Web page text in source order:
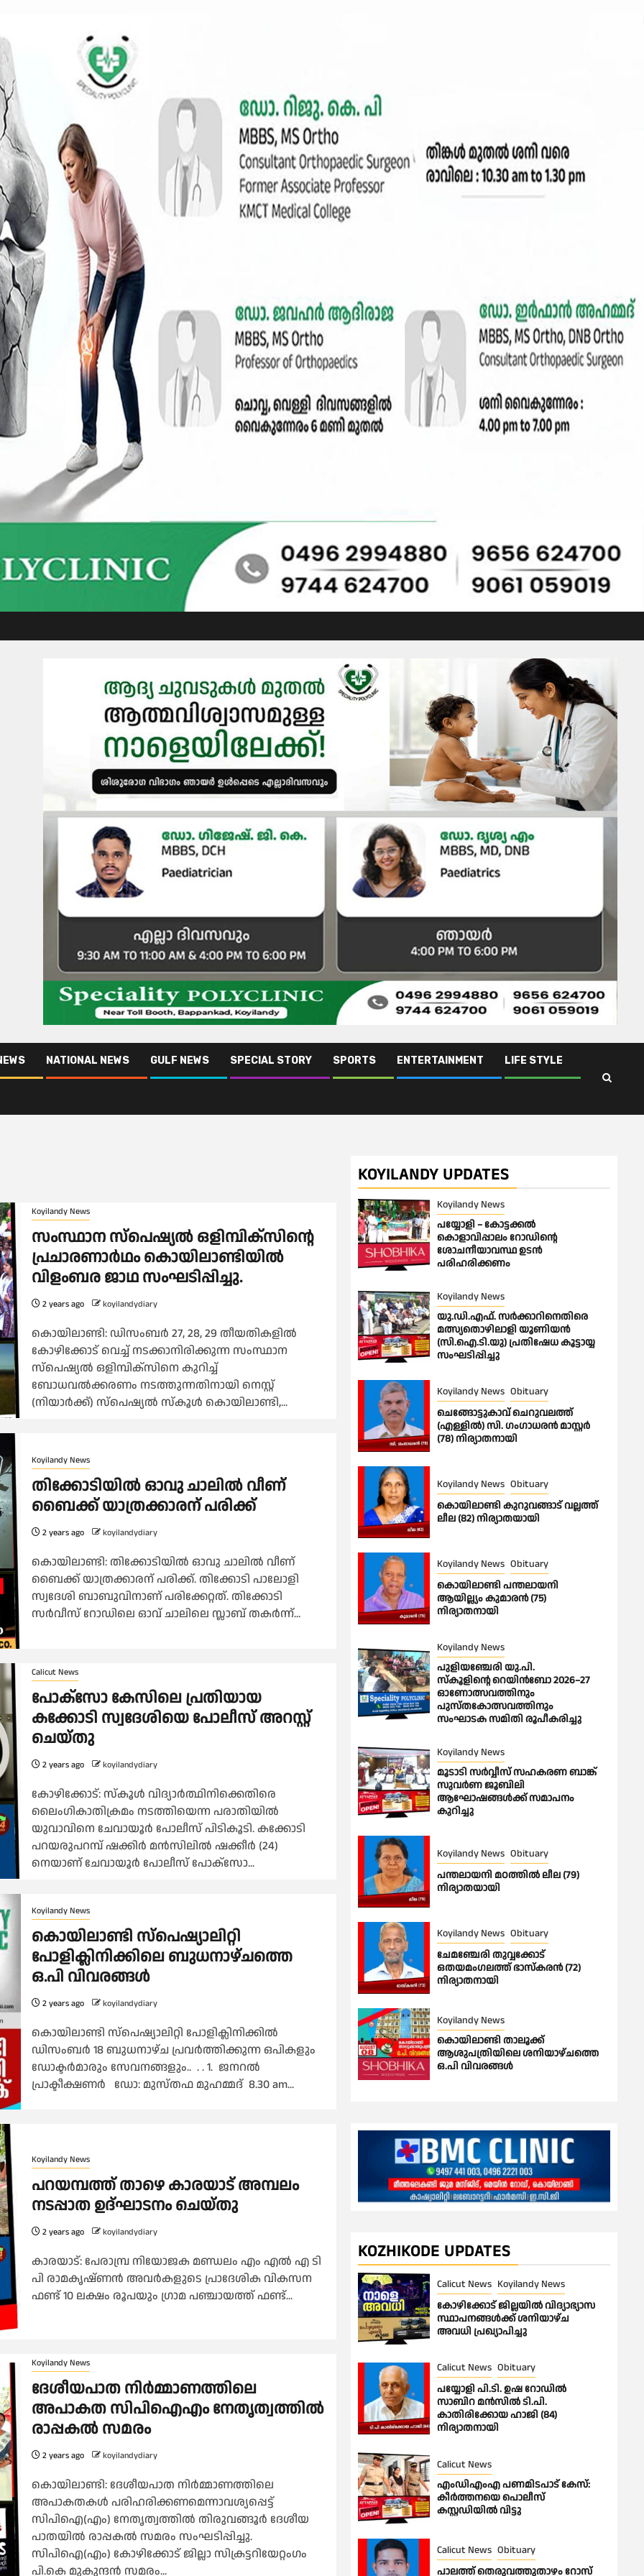
NATIONAL NEWS GULF NEWS SPECIAL STORY SPORTS ENTERTAINMENT LIFE STYLE
Koyilandy News
സംസ്ഥാന സ്‌പെഷ്യൽ ഒളിമ്പിക്‌സിൻ്റെ
പ്രചാരണാർഥം കൊയിലാണ്ടിയിൽ
വിളംബര ജാഥ സംഘടിപ്പിച്ചു.
2 years ago koyilandydiary
കൊയിലാണ്ടി: ഡിസംബർ 27, 28, 29 തീയതികളിൽ
കോഴിക്കോട് വെച്ച് നടക്കാനിരിക്കുന്ന സംസ്ഥാന
സ്‌പെഷ്യൽ ഒളിമ്പിക്‌സിനെ കുറിച്ച്
ബോധവൽക്കരണം നടത്തുന്നതിനായി നെസ്റ്റ്
(നിയാർക്ക്) സ്പെഷ്യൽ സ്കൂൾ കൊയിലാണ്ടി,...
Koyilandy News
തിക്കോടിയിൽ ഓവു ചാലിൽ വീണ്
ബൈക്ക് യാത്രക്കാരന് പരിക്ക്
2 years ago koyilandydiary
കൊയിലാണ്ടി: തിക്കോടിയിൽ ഓവു ചാലിൽ വീണ്
ബൈക്ക് യാത്രക്കാരന് പരിക്ക്. തിക്കോടി പാലോളി
സ്വദേശി ബാബുവിനാണ് പരിക്കേറ്റത്. തിക്കോടി
സർവീസ് റോഡിലെ ഓവ് ചാലിലെ സ്ലാബ് തകർന്ന്...
Calicut News
പോക്സോ കേസിലെ പ്രതിയായ
കക്കോടി സ്വദേശിയെ പോലീസ് അറസ്റ്റ്
ചെയ്തു
2 years ago koyilandydiary
കോഴിക്കോട്: സ്കൂൾ വിദ്യാർത്ഥിനിക്കെതിരെ
ലൈംഗികാതിക്രമം നടത്തിയെന്ന പരാതിയിൽ
യുവാവിനെ ചേവായൂർ പോലീസ് പിടികൂടി. കക്കോടി
പറയരുപറമ്പ് ഷക്കിർ മൻസിലിൽ ഷക്കീർ (24)
നെയാണ് ചേവായൂർ പോലീസ് പോക്സോ...
Koyilandy News
കൊയിലാണ്ടി സ്പെഷ്യാലിറ്റി
പോളിക്ലിനിക്കിലെ ബുധനാഴ്ചത്തെ
ഒ.പി വിവരങ്ങൾ
2 years ago koyilandydiary
കൊയിലാണ്ടി സ്പെഷ്യാലിറ്റി പോളിക്ലിനിക്കിൽ
ഡിസംബർ 18 ബുധനാഴ്ച പ്രവർത്തിക്കുന്ന ഒപികളും
ഡോക്ടർമാരും സേവനങ്ങളും.. . . 1. ജനറൽ
പ്രാക്ടീക്ഷണർ ഡോ: മുസ്തഫ മുഹമ്മദ് 8.30 am...
Koyilandy News
പറയമ്പത്ത് താഴെ കാരയാട് അമ്പലം
നടപ്പാത ഉദ്ഘാടനം ചെയ്തു
2 years ago koyilandydiary
കാരയാട്: പേരാമ്പ്ര നിയോജക മണ്ഡലം എം എൽ എ ടി
പി രാമകൃഷ്ണൻ അവർകളുടെ പ്രാദേശിക വികസന
ഫണ്ട് 10 ലക്ഷം രൂപയും ഗ്രാമ പഞ്ചായത്ത് ഫണ്ട്...
Koyilandy News
ദേശീയപാത നിർമ്മാണത്തിലെ
അപാകത സിപിഐഎം നേതൃത്വത്തിൽ
രാപ്പകൽ സമരം
2 years ago koyilandydiary
കൊയിലാണ്ടി: ദേശീയപാത നിർമ്മാണത്തിലെ
അപാകതകൾ പരിഹരിക്കണമെന്നാവശ്യപ്പെട്ട്
സിപിഐ(എം) നേതൃത്വത്തിൽ തിരുവങ്ങൂർ ദേശീയ
പാതയിൽ രാപ്പകൽ സമരം സംഘടിപ്പിച്ചു.
സിപിഐ(എം) കോഴിക്കോട് ജില്ലാ സിക്രട്ടറിയേറ്റംഗം
പി.കെ മുകുന്ദൻ സമരം...
KOYILANDY UPDATES
Koyilandy News
പയ്യോളി – കോട്ടക്കൽ
കൊളാവിപ്പാലം റോഡിൻ്റെ
ശോചനീയാവസ്ഥ ഉടൻ
പരിഹരിക്കണം
Koyilandy News
യു.ഡി.എഫ്. സർക്കാറിനെതിരെ
മത്സ്യതൊഴിലാളി യൂണിയൻ
(സി.ഐ.ടി.യു) പ്രതിഷേധ കൂട്ടായ്യ
സംഘടിപ്പിച്ചു
Koyilandy News Obituary
ചെങ്ങോട്ടുകാവ് ചെറുവലത്ത്
(എള്ളിൽ) സി. ഗംഗാധരൻ മാസ്റ്റർ
(78) നിര്യാതനായി
Koyilandy News Obituary
കൊയിലാണ്ടി കുറുവങ്ങാട് വല്ലത്ത്
ലീല (82) നിര്യാതയായി
Koyilandy News Obituary
കൊയിലാണ്ടി പന്തലായനി
ആയില്ല്യം കുമാരൻ (75)
നിര്യാതനായി
Koyilandy News
പുളിയഞ്ചേരി യു.പി.
സ്‌കൂളിന്റെ റെയിൻബോ 2026–27
ഓണോത്സവത്തിനും
പുസ്തകോത്സവത്തിനും
സംഘാടക സമിതി രൂപീകരിച്ചു
Koyilandy News
മൂടാടി സർവ്വീസ് സഹകരണ ബാങ്ക്
സുവർണ ജൂബിലി
ആഘോഷങ്ങൾക്ക് സമാപനം
കുറിച്ചു
Koyilandy News Obituary
പന്തലായനി മഠത്തിൽ ലീല (79)
നിര്യാതയായി
Koyilandy News Obituary
ചേമഞ്ചേരി തുവ്വക്കോട്
ഒതയമംഗലത്ത് ഭാസ്കരൻ (72)
നിര്യാതനായി
Koyilandy News
കൊയിലാണ്ടി താലൂക്ക്
ആശുപത്രിയിലെ ശനിയാഴ്ചത്തെ
ഒ.പി വിവരങ്ങൾ
KOZHIKODE UPDATES
Calicut News Koyilandy News
കോഴിക്കോട് ജില്ലയിൽ വിദ്യാഭ്യാസ
സ്ഥാപനങ്ങൾക്ക് ശനിയാഴ്ച
അവധി പ്രഖ്യാപിച്ചു
Calicut News Obituary
പയ്യോളി പി.ടി. ഉഷ റോഡിൽ
സാബിറ മൻസിൽ ടി.പി.
കാതിരിക്കോയ ഹാജി (84)
നിര്യാതനായി
Calicut News
എംഡിഎംഎ പണമിടപാട് കേസ്:
കീർത്തനയെ പൊലീസ്
കസ്റ്റഡിയിൽ വിട്ടു
Calicut News Obituary
പാലത്ത് തെരുവത്തുതാഴം റോസ്